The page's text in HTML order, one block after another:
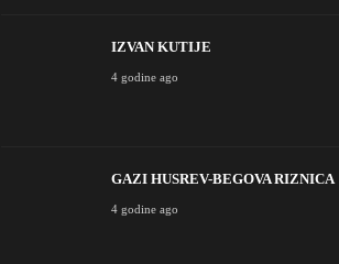
IZVAN KUTIJE
4 godine ago
GAZI HUSREV-BEGOVA RIZNICA
4 godine ago